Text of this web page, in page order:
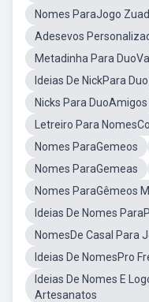
Nomes ParaJogo
Adesevos
Metadinha Para
Ideias De NickPara Duo
Nicks Para DuoAmigos
Letreiro Para
Nomes ParaGemeos
Nomes ParaGemeas
Nomes ParaGêmeos
Ideias De Nomes
NomesDe Casal Para
Ideias De NomesPro
Ideias De Nomes E
Artesanatos